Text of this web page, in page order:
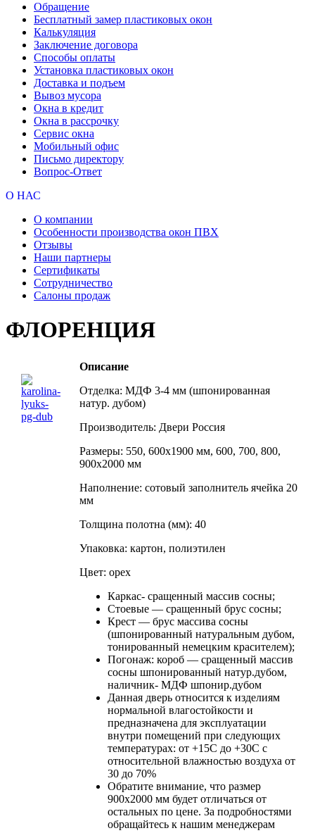
Обращение
Бесплатный замер пластиковых окон
Калькуляция
Заключение договора
Способы оплаты
Установка пластиковых окон
Доставка и подъем
Вывоз мусора
Окна в кредит
Окна в рассрочку
Сервис окна
Мобильный офис
Письмо директору
Вопрос-Ответ
О НАС
О компании
Особенности производства окон ПВХ
Отзывы
Наши партнеры
Сертификаты
Сотрудничество
Салоны продаж
ФЛОРЕНЦИЯ
Описание
Отделка: МДФ 3-4 мм (шпонированная
натур. дубом)
Производитель: Двери Россия
Размеры: 550, 600х1900 мм, 600, 700, 800,
900х2000 мм
Наполнение: сотовый заполнитель ячейка 20
мм
Толщина полотна (мм): 40
Упаковка: картон, полиэтилен
Цвет: орех
Каркас- сращенный массив сосны;
Стоевые — сращенный брус сосны;
Крест — брус массива сосны
(шпонированный натуральным дубом,
тонированный немецким красителем);
Погонаж: короб — сращенный массив
сосны шпонированный натур.дубом,
наличник- МДФ шпонир.дубом
Данная дверь относится к изделиям
нормальной влагостойкости и
предназначена для эксплуатации
внутри помещений при следующих
температурах: от +15С до +30С с
относительной влажностью воздуха от
30 до 70%
Обратите внимание, что размер
900х2000 мм будет отличаться от
остальных по цене. За подробностями
обращайтесь к нашим менеджерам